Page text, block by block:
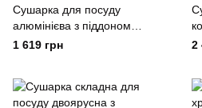
Сушарка для посуду
алюмінієва з піддоном
пластиковим 47x29x13 см
1 619 грн
2